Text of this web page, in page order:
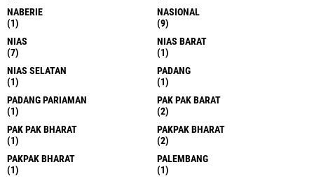
NABERIE
(1)
NASIONAL
(9)
NIAS
(7)
NIAS BARAT
(1)
NIAS SELATAN
(1)
PADANG
(1)
PADANG PARIAMAN
(1)
PAK PAK BARAT
(2)
PAK PAK BHARAT
(1)
PAKPAK BHARAT
(2)
PAKPAK BHARAT
(1)
PALEMBANG
(1)